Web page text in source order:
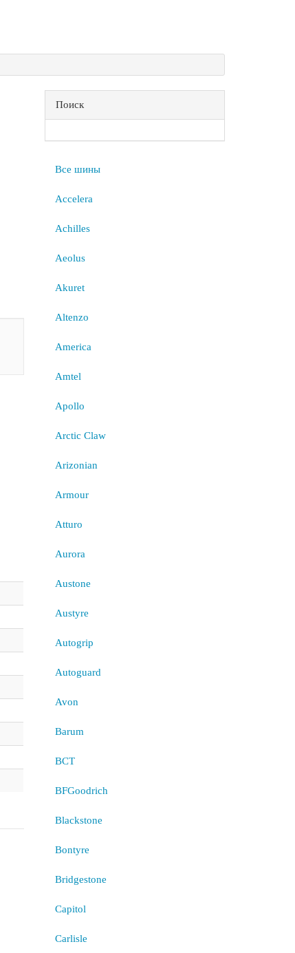
Поиск
Все шины
Accelera
Achilles
Aeolus
Akuret
Altenzo
America
Amtel
Apollo
Arctic Claw
Arizonian
Armour
Atturo
Aurora
Austone
Austyre
Autogrip
Autoguard
Avon
Barum
BCT
BFGoodrich
Blackstone
Bontyre
Bridgestone
Capitol
Carlisle